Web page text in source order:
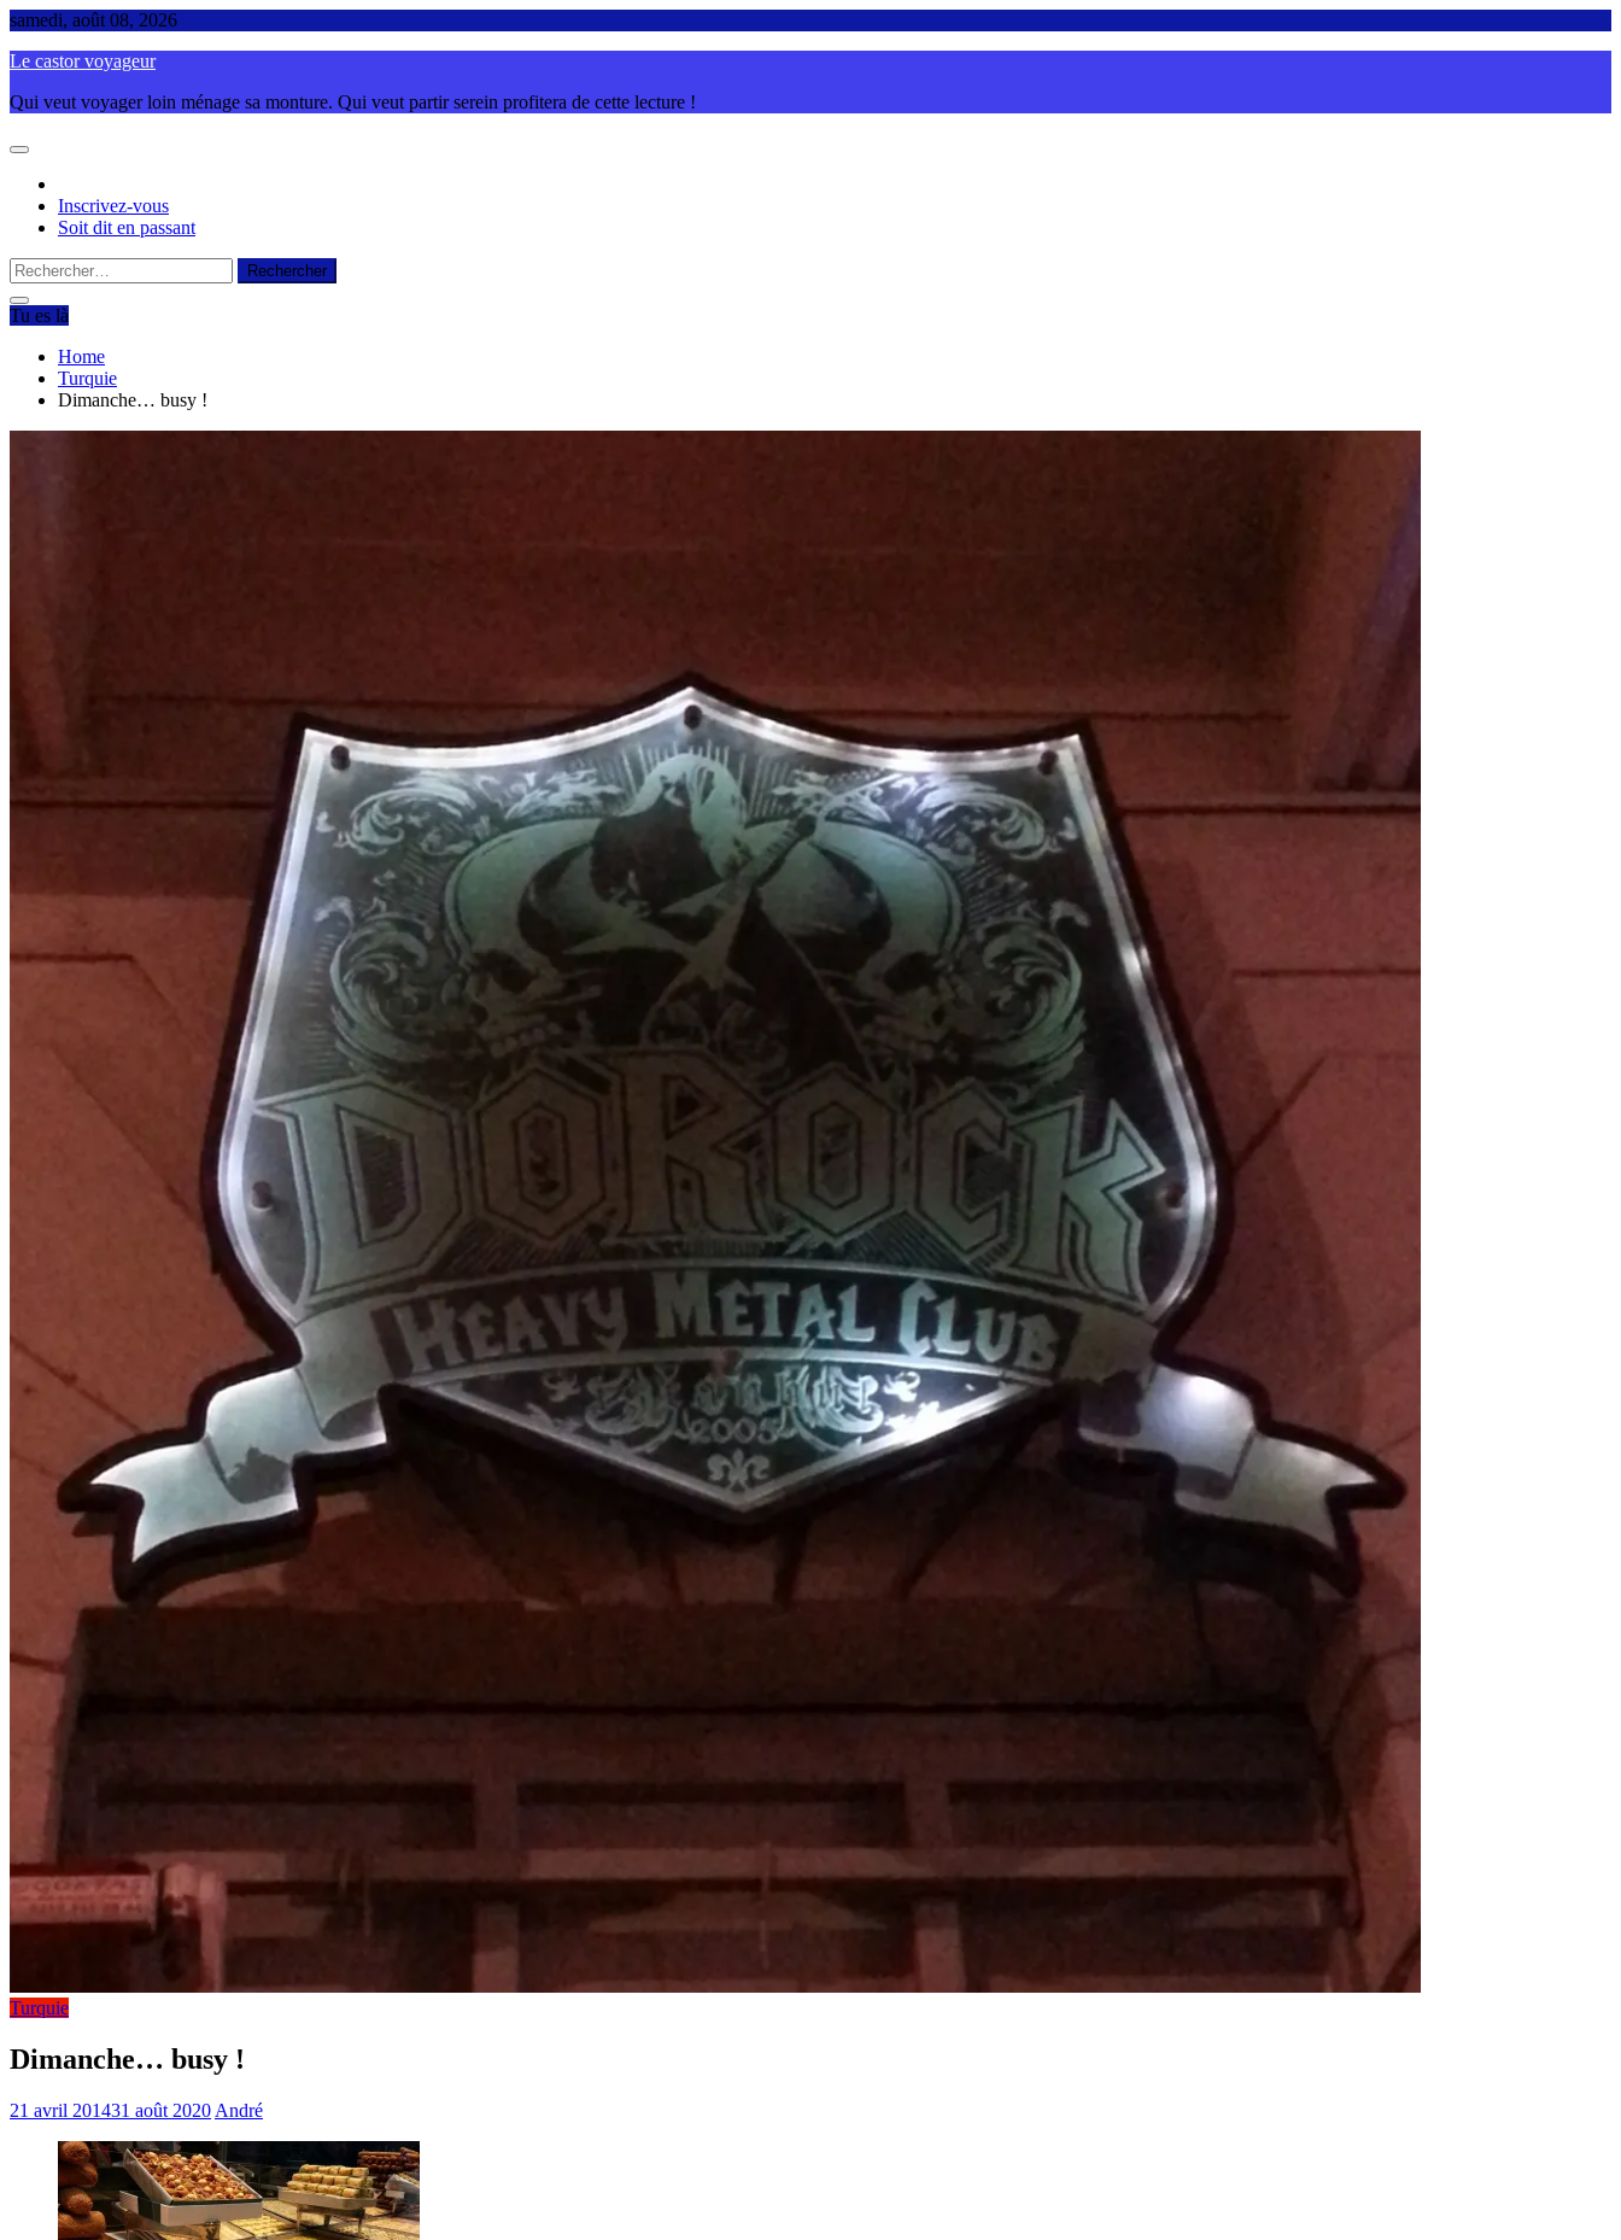
Skip
content
samedi, août 08, 2026
Le castor voyageur
Qui veut voyager loin ménage sa monture. Qui veut partir serein profitera de cette lecture !
Inscrivez-vous
Soit dit en passant
Rechercher :
Tu es là
Home
Turquie
Dimanche… busy !
Turquie
Dimanche… busy !
21 avril 201431 août 2020 André